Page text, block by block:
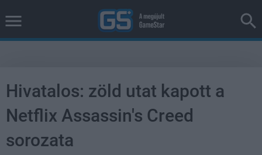
Hivatalos: zöld utat kapott a
Netflix Assassin's Creed
sorozata